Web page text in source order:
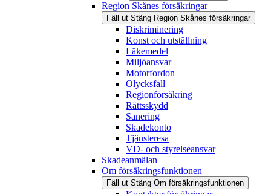
Region Skånes försäkringar
Fäll ut Stäng Region Skånes försäkringar
Diskriminering
Konst och utställning
Läkemedel
Miljöansvar
Motorfordon
Olycksfall
Regionförsäkring
Rättsskydd
Sanering
Skadekonto
Tjänsteresa
VD- och styrelseansvar
Skadeanmälan
Om försäkringsfunktionen
Fäll ut Stäng Om försäkringsfunktionen